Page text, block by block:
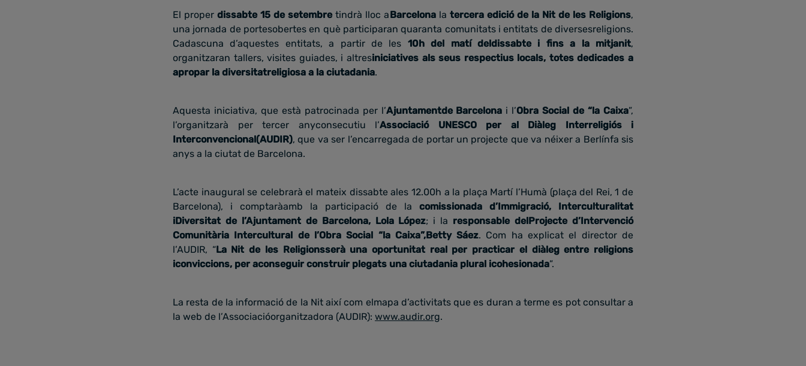
El properdissabte 15 de setembretindrà lloc aBarcelona la tercera edició de la Nit de les Religions,
una jornada de portesobertes en què participaran quaranta comunitats i entitats de diversesreligions.
Cadascuna d’aquestes entitats, a partir de les 10h del matí deldissabte i fins a la mitjanit,
organitzaran tallers, visites guiades, i altresiniciatives als seus respectius locals, totes dedicades a
apropar la diversitatreligiosa a la ciutadania.
Aquesta iniciativa, que està patrocinada per l’Ajuntamentde Barcelona i l’Obra Social de “la Caixa”,
l’organitzarà per tercer anyconsecutiu l’Associació UNESCO per al Diàleg Interreligiós i
Interconvencional(AUDIR), que va ser l’encarregada de portar un projecte que va néixer a Berlínfa sis
anys a la ciutat de Barcelona.
L’acte inaugural se celebrarà el mateix dissabte ales 12.00h a la plaça Martí l’Humà (plaça del Rei, 1 de
Barcelona), i comptaràamb la participació de la comissionada d’Immigració, Interculturalitat
iDiversitat de l’Ajuntament de Barcelona, Lola López; i la responsable delProjecte d’Intervenció
Comunitària Intercultural de l’Obra Social “la Caixa”,Betty Sáez. Com ha explicat el director de
l’AUDIR, “La Nit de les Religionsserà una oportunitat real per practicar el diàleg entre religions
iconviccions, per aconseguir construir plegats una ciutadania plural icohesionada”.
La resta de la informació de la Nit així com elmapa d’activitats que es duran a terme es pot consultar a
la web de l’Associacióorganitzadora (AUDIR): www.audir.org.